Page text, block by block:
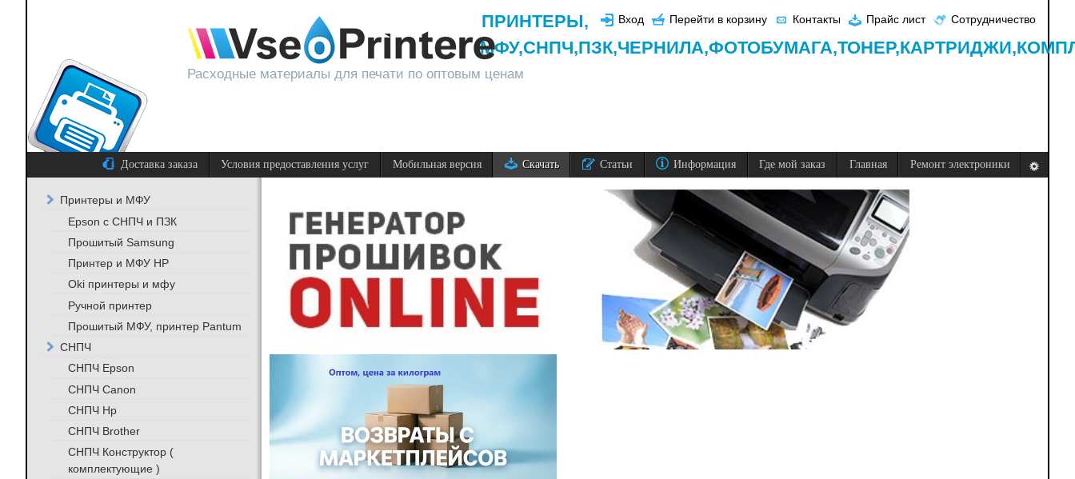
Расходные материалы для печати по оптовым ценам
Вход Перейти в корзину Контакты Прайс лист Сотрудничество
ПРИНТЕРЫ,
МФУ,СНПЧ,ПЗК,ЧЕРНИЛА,ФОТОБУМАГА,ТОНЕР,КАРТРИДЖИ,
Доставка заказа Условия предоставления услуг Мобильная версия Скачать Статьи Информация Где мой заказ Главная Ремонт электроники
Принтеры и МФУ
Epson с СНПЧ и ПЗК
Прошитый Samsung
Принтер и МФУ HP
Oki принтеры и мфу
Ручной принтер
Прошитый МФУ, принтер Pantum
СНПЧ
СНПЧ Epson
СНПЧ Canon
СНПЧ Hp
СНПЧ Brother
СНПЧ Конструктор (
комплектующие )